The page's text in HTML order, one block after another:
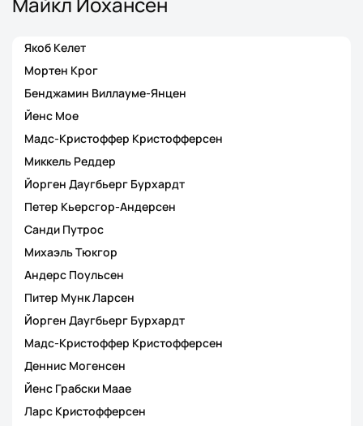
Якоб Келет
Мортен Крог
Бенджамин Виллауме-Янцен
Йенс Мое
Мадс-Кристоффер Кристофферсен
Миккель Реддер
Йорген Даугбьерг Бурхардт
Петер Кьерсгор-Андерсен
Санди Путрос
Михаэль Тюкгор
Андерс Поульсен
Питер Мунк Ларсен
Йорген Даугбьерг Бурхардт
Мадс-Кристоффер Кристофферсен
Деннис Могенсен
Йенс Грабски Маае
Ларс Кристофферсен